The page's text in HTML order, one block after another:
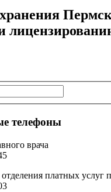
телефоны
врача
отделения платных услуг